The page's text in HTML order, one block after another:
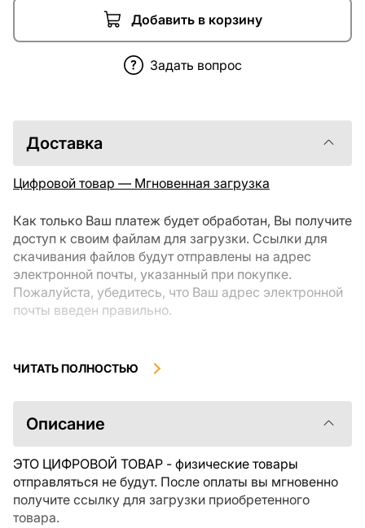
Добавить в корзину
Задать вопрос
Доставка
Цифровой товар — Мгновенная загрузка
Как только Ваш платеж будет обработан, Вы получите
доступ к своим файлам для загрузки. Ссылки для
скачивания файлов будут отправлены на адрес
электронной почты, указанный при покупке.
Пожалуйста, убедитесь, что Ваш адрес электронной
почты введен правильно.
загрузки, не подлежат возврату или обмену после их
ознакомиться с описанием товара и задать все
интересующие Вас вопросы перед покупкой. Если у
свяжитесь с продавцом напрямую.
ЧИТАТЬ ПОЛНОСТЬЮ
Описание
ЭТО ЦИФРОВОЙ ТОВАР - физические товары
отправляться не будут. После оплаты вы мгновенно
получите ссылку для загрузки приобретенного
товара.